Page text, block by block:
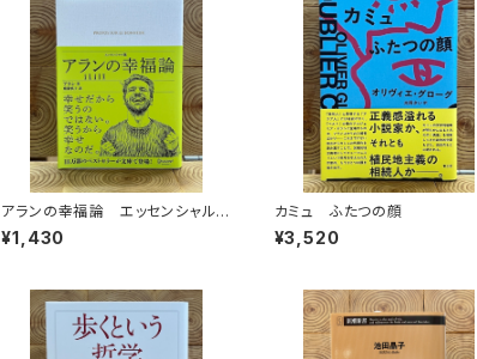
アランの幸福論 エッセンシャル
版
¥1,430
カミュ ふたつの顔
¥3,520